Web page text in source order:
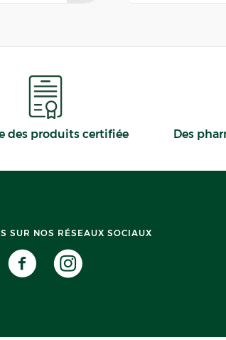
des produits certifiée Des
SUR NOS RÉSEAUX SOCIAUX